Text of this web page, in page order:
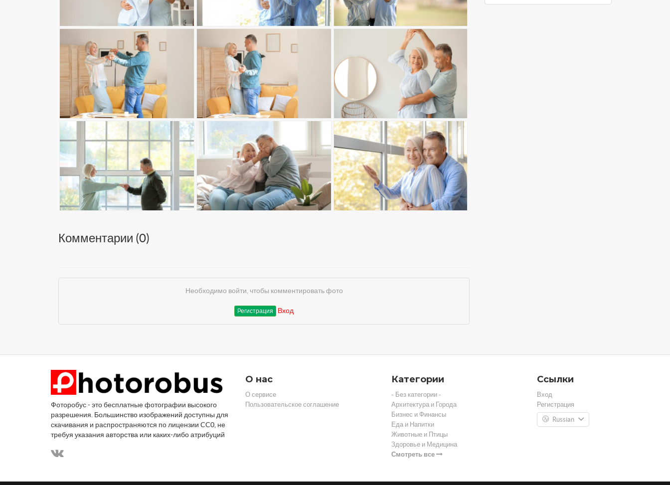
Комментарии (0)
Необходимо войти, чтобы комментировать фото
Регистрация Вход
Фоторобус - это бесплатные фотографии высокого
разрешения. Большинство изображений доступны для
скачивания и распространяются по лицензии CC0, не
требуя указания авторства или каких-либо атрибуций
О нас
О сервисе
Пользовательское соглашение
Категории
- Без категории -
Архитектура и Города
Бизнес и Финансы
Еда и Напитки
Животные и Птицы
Здоровье и Медицина
Смотреть все
Ссылки
Вход
Регистрация
Russian